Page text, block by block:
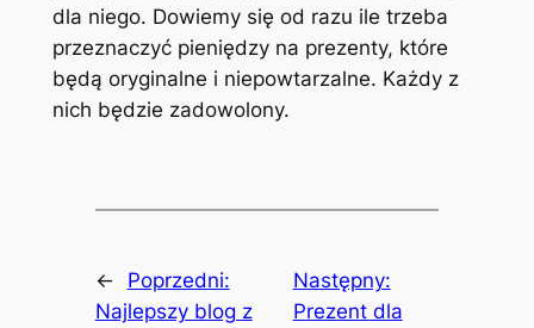
dla niego. Dowiemy się od razu ile trzeba
przeznaczyć pieniędzy na prezenty, które
będą oryginalne i niepowtarzalne. Każdy z
nich będzie zadowolony.
←
Poprzedni:
Najlepszy blog z
Następny:
Prezent dla